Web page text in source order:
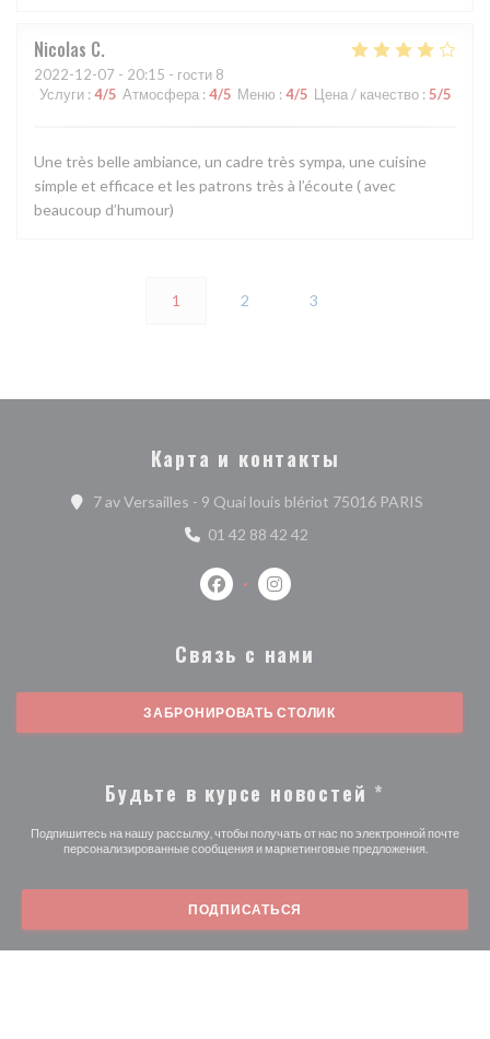
Nicolas C
2022-12-07 - 20:15 - гости 8
Услуги : 4/5 Атмосфера : 4/5 Меню : 4/5 Цена / качество : 5/5
Une très belle ambiance, un cadre très sympa, une cuisine
simple et efficace et les patrons très à l’écoute ( avec
beaucoup d’humour)
1 2 3
Карта и контакты
7 av Versailles - 9 Quai louis blériot 75016 PARIS
01 42 88 42 42
Facebook ((открывается в новом
Instagram ((открывается в
Связь с нами
ЗАБРОНИРОВАТЬ СТОЛИК
Будьте в курсе новостей *
Подпишитесь на нашу рассылку, чтобы получать от нас по электронной почте
персонализированные сообщения и маркетинговые предложения.
ПОДПИСАТЬСЯ